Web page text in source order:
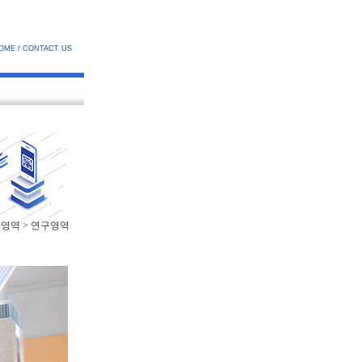
/ CONTACT US
역 > 연구영역